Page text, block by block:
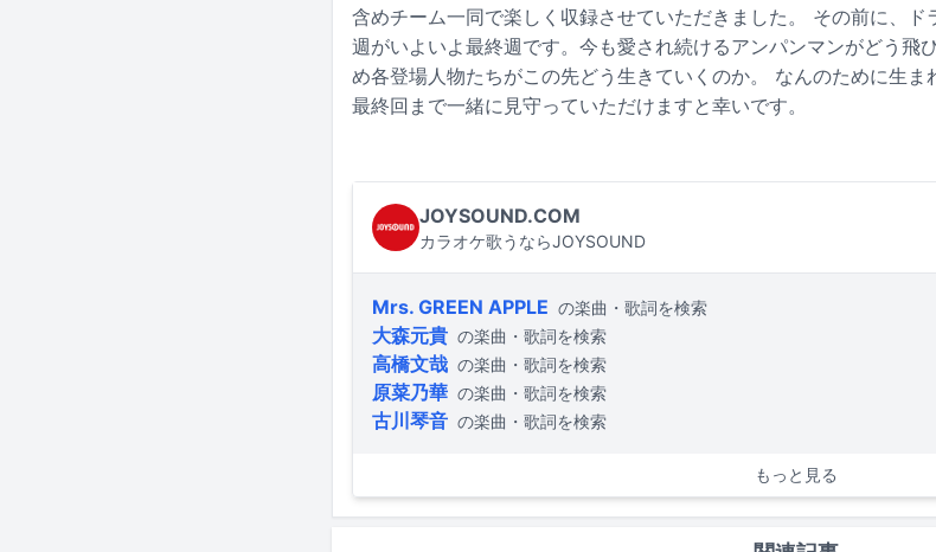
含めチーム一同で楽しく収録させていただきました。 その前に、
週がいよいよ最終週です。今も愛され続けるアンパンマンがどう飛
め各登場人物たちがこの先どう生きていくのか。 なんのために生
最終回まで一緒に見守っていただけますと幸いです。
JOYSOUND.COM
カラオケ歌うならJOYSOUND
Mrs. GREEN APPLE の楽曲・歌詞を検索
大森元貴 の楽曲・歌詞を検索
高橋文哉 の楽曲・歌詞を検索
原菜乃華 の楽曲・歌詞を検索
古川琴音 の楽曲・歌詞を検索
もっと見る